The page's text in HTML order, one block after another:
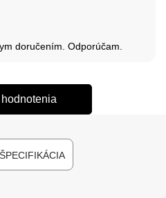
doručením. Odporúčam.
ŠPECIFIKÁCIA